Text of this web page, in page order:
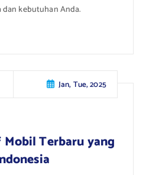
kebutuhan Anda.
Jan, Tue, 2025
Terbaru yang